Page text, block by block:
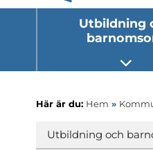
Utbildning
Här är du: Hem »
Utbildning och